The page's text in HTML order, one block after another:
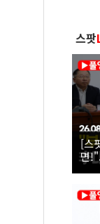
스팟
[스
면
|
위